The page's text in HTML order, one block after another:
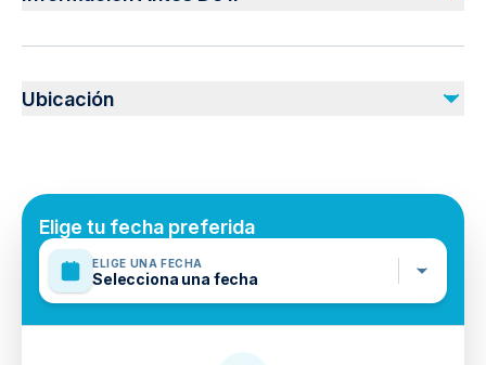
Fuel surcharge
Public transportation options are available nearby
Not recommended for pregnant travelers
Ubicación
Elige tu fecha preferida
ELIGE UNA FECHA
Selecciona una fecha